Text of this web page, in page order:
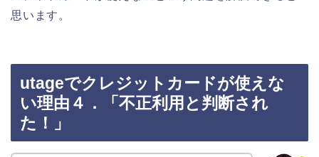
思います。
utageでクレジットカードが使えな
い理由４．「不正利用と判断され
た！」